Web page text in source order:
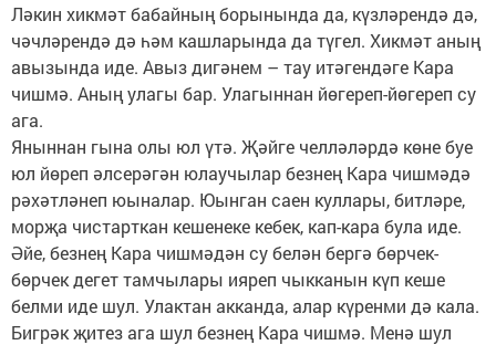
Ләкин хикмәт бабайның борынында да, күзләрендә дә,
чәчләрендә дә һәм кашларында да түгел. Хикмәт аның
авызында иде. Авыз дигәнем – тау итәгендәге Кара
чишмә. Аның улагы бар. Улагыннан йөгереп-йөгереп су
ага.
Яныннан гына олы юл үтә. Җәйге челләләрдә көне буе
юл йөреп әлсерәгән юлаучылар безнең Кара чишмәдә
рәхәтләнеп юыналар. Юынган саен куллары, битләре,
морҗа чистарткан кешенеке кебек, кап-кара була иде.
Әйе, безнең Кара чишмәдән су белән бергә бөрчек-
бөрчек дегет тамчылары ияреп чыкканын күп кеше
белми иде шул. Улактан акканда, алар күренми дә кала.
Бигрәк җитез ага шул безнең Кара чишмә. Менә шул